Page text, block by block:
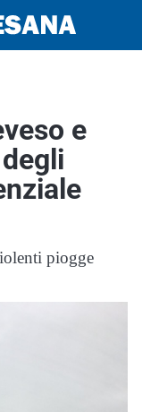
e
piogge